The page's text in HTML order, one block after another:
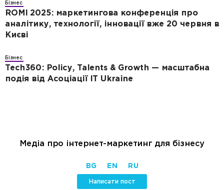
Бізнес
ROMI 2025: маркетингова конференція про
аналітику, технології, інновації вже 20 червня в
Києві
Бізнес
Tech360: Policy, Talents & Growth — масштабна
подія від Асоціації IT Ukraine
Медіа про інтернет-маркетинг для бізнесу
BG EN RU
Написати пост